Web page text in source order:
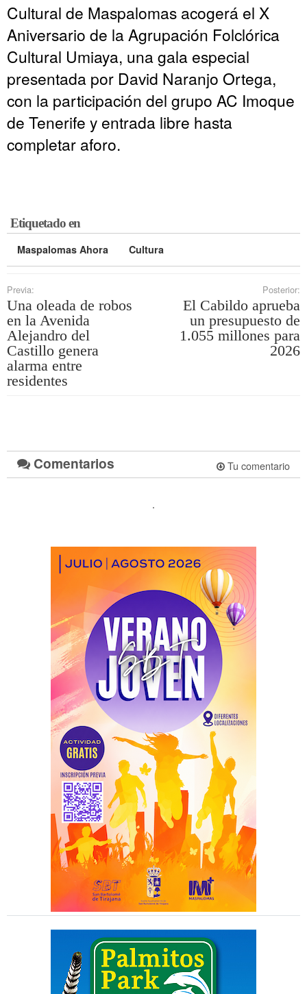
Cultural de Maspalomas acogerá el X
Aniversario de la Agrupación Folclórica
Cultural Umiaya, una gala especial
presentada por David Naranjo Ortega,
con la participación del grupo AC Imoque
de Tenerife y entrada libre hasta
completar aforo.
Etiquetado en
Maspalomas Ahora Cultura
Previa:
Una oleada de robos
en la Avenida
Alejandro del
Castillo genera
alarma entre
residentes
Posterior:
El Cabildo aprueba
un presupuesto de
1.055 millones para
2026
Comentarios Tu comentario
.